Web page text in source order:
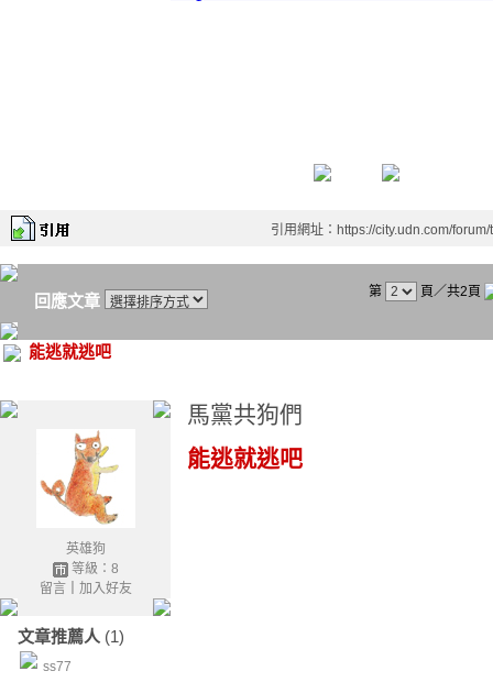
引用網址：https://city.udn.com/
回應文章 第 頁／共2頁
能逃就逃吧
英雄狗
等級：8
留言｜ 加入好友
文章推薦人 (1)
ss77
馬黨共狗們
能逃就逃吧